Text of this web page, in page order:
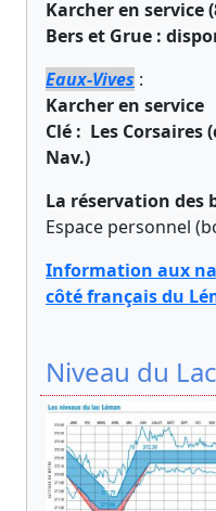
Karcher en service
Bers et Grue :
Eaux-Vives :
Karcher en service
Clé : Les Corsaires
Nav.)
La réservation des
Espace personnel
Information aux
côté français du
Niveau du Lac